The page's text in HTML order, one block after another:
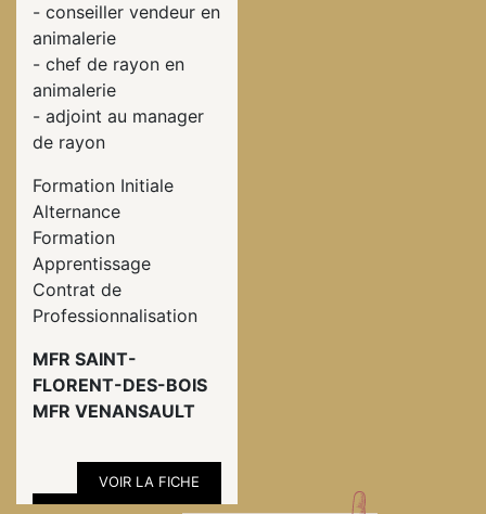
- conseiller vendeur en
animalerie
- chef de rayon en
animalerie
- adjoint au manager
de rayon
Formation Initiale
Alternance
Formation
Apprentissage
Contrat de
Professionnalisation
MFR SAINT-
FLORENT-DES-BOIS
MFR VENANSAULT
VOIR LA FICHE